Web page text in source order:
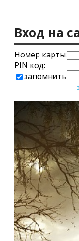
Вход на
Номер карты:
PIN код:
запомнить